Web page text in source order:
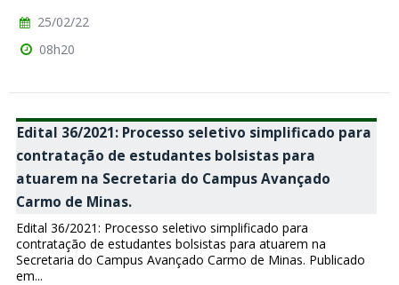
25/02/22
08h20
Edital 36/2021: Processo seletivo simplificado para
contratação de estudantes bolsistas para
atuarem na Secretaria do Campus Avançado
Carmo de Minas.
Edital 36/2021: Processo seletivo simplificado para
contratação de estudantes bolsistas para atuarem na
Secretaria do Campus Avançado Carmo de Minas. Publicado
em...